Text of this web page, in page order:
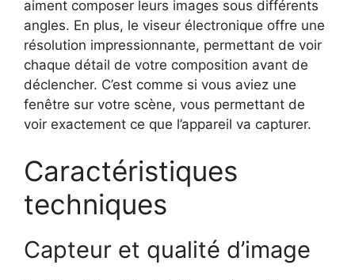
aiment composer leurs images sous différents
angles. En plus, le viseur électronique offre une
résolution impressionnante, permettant de voir
chaque détail de votre composition avant de
déclencher. C’est comme si vous aviez une
fenêtre sur votre scène, vous permettant de
voir exactement ce que l’appareil va capturer.
Caractéristiques
techniques
Capteur et qualité d’image